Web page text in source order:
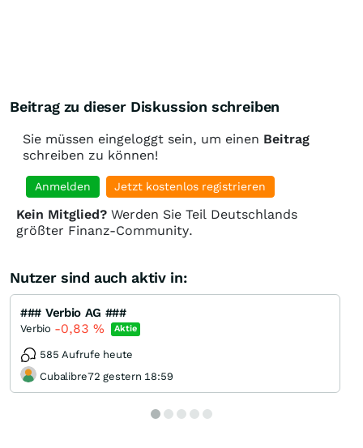
Beitrag zu dieser Diskussion schreiben
Sie müssen eingeloggt sein, um einen Beitrag
schreiben zu können!
Anmelden Jetzt kostenlos registrieren
Kein Mitglied? Werden Sie Teil Deutschlands
größter Finanz-Community.
Nutzer sind auch aktiv in:
### Verbio AG ###
Verbio -0,83% Aktie
585 Aufrufe heute
Cubalibre72 gestern 18:59